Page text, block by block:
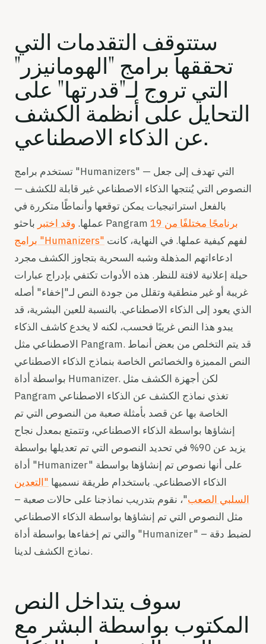
ستتوقف التقدمات التي
تحققها برامج "الهومانيزر"
التي تروج لـ"قدرتها" على
التحايل على أنظمة الكشف
عن الذكاء الاصطناعي.
تستخدم برامج "Humanizers" — التي تهدف إلى جعل
النصوص التي يُنتجها الذكاء الاصطناعي غير قابلة للكشف —
بالفعل استراتيجيات يمكن توقعها وأنماطًا متكررة في
عملها. وقد اختبر باحثو Pangram 19 برنامجًا مختلفًا من
برامج "Humanizers"
ادعاءاتهم المذهلة وشبه السحرية بتجاوز الكشف مجرد
حيلة إعلانية لافتة للنظر. هذه الأدوات تكتفي بإدراج عبارات
غريبة أو غير منطقية وتقلل من جودة النص لـ"إخفاء" أصله
الذي يعود إلى الذكاء الاصطناعي. بالنسبة للعين البشرية، قد
يبدو هذا النص غريبًا فحسب، لكنه لا يخدع كاشف الذكاء
الاصطناعي مثل Pangram. قد يتم التخلص من بعض أنماط
النص المميزة والخصائص الخاصة بنماذج الذكاء الاصطناعي
بواسطة أداة Humanizer. لكن أجهزة الكشف مثل
Pangram تغذي نماذج الكشف عن الذكاء الاصطناعي
الخاصة بها عن قصد بأمثلة صعبة من النصوص التي تم
إنشاؤها بواسطة الذكاء الاصطناعي، وتتمتع بمعدل نجاح
يزيد عن 90% في تحديد النصوص التي تم تعديلها بواسطة
أداة "Humanizer" على أنها نصوص تم إنشاؤها بواسطة
الذكاء الاصطناعي. باستخدام طريقة نسميها "التعدين
السلبي الصعب"، نقوم بتدريب نماذجنا على حالات صعبة –
مثل النصوص التي تم إنشاؤها بواسطة الذكاء الاصطناعي
والتي تم إخفاءها بواسطة أداة "Humanizer" – لضبط دقة
نماذج الكشف لدينا.
سوف يتداخل النص
المكتوب بواسطة البشر مع